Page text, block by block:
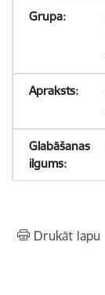
Drukāt lapu